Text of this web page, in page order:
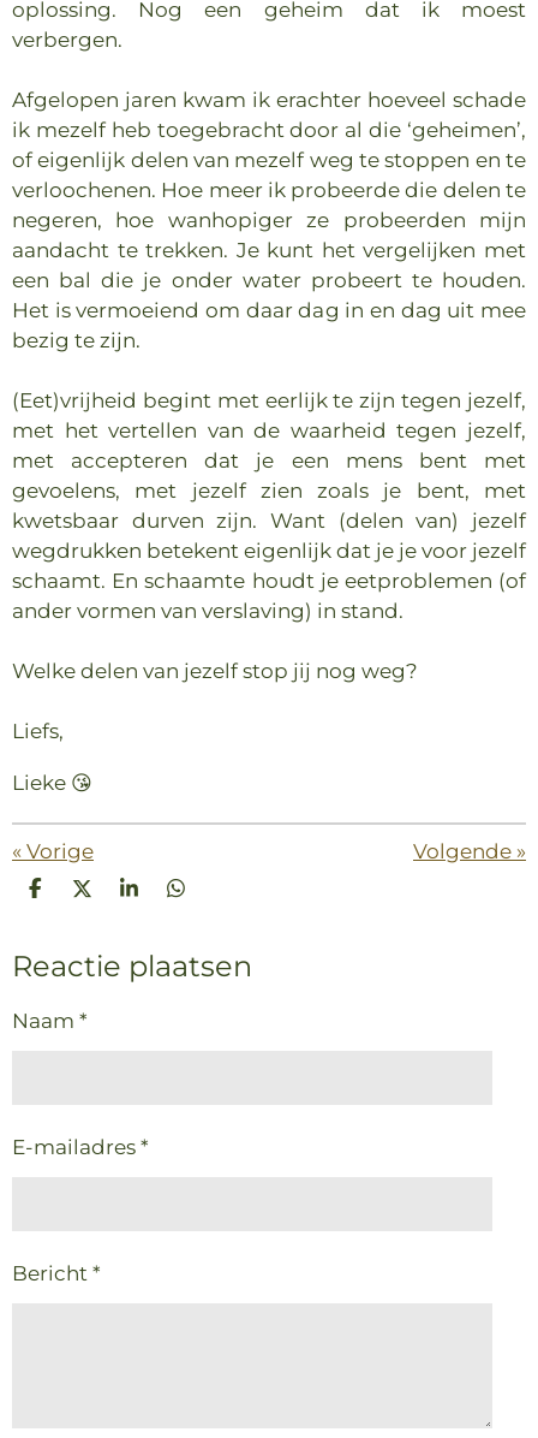
oplossing. Nog een geheim dat ik moest
verbergen.
Afgelopen jaren kwam ik erachter hoeveel schade
ik mezelf heb toegebracht door al die ‘geheimen’,
of eigenlijk delen van mezelf weg te stoppen en te
verloochenen. Hoe meer ik probeerde die delen te
negeren, hoe wanhopiger ze probeerden mijn
aandacht te trekken. Je kunt het vergelijken met
een bal die je onder water probeert te houden.
Het is vermoeiend om daar dag in en dag uit mee
bezig te zijn.
(Eet)vrijheid begint met eerlijk te zijn tegen jezelf,
met het vertellen van de waarheid tegen jezelf,
met accepteren dat je een mens bent met
gevoelens, met jezelf zien zoals je bent, met
kwetsbaar durven zijn. Want (delen van) jezelf
wegdrukken betekent eigenlijk dat je je voor jezelf
schaamt. En schaamte houdt je eetproblemen (of
ander vormen van verslaving) in stand.
Welke delen van jezelf stop jij nog weg?
Liefs,
Lieke 😘
«Vorige Volgende »
D
e
n
D
l
S
r
e
D
e
n
Reactie plaatsen
Naam *
E-mailadres *
Bericht *